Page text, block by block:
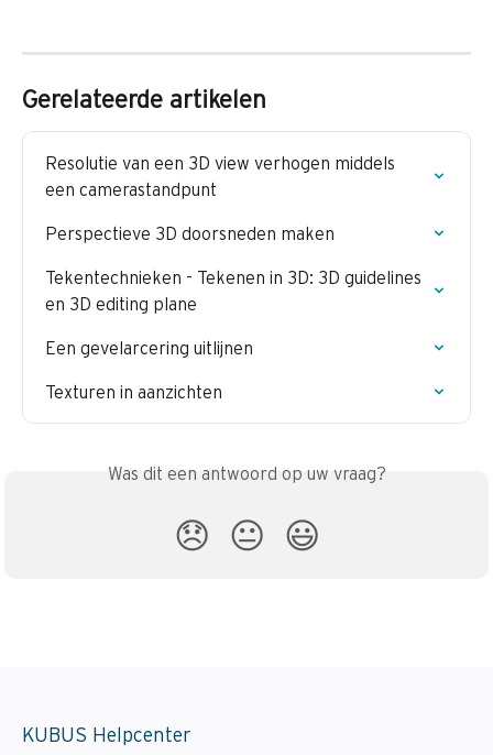
Gerelateerde artikelen
Resolutie van een 3D view verhogen middels
een camerastandpunt
Perspectieve 3D doorsneden maken
Tekentechnieken - Tekenen in 3D: 3D guidelines
en 3D editing plane
Een gevelarcering uitlijnen
Texturen in aanzichten
Was dit een antwoord op uw vraag?
😞 😐 😃
KUBUS Helpcenter